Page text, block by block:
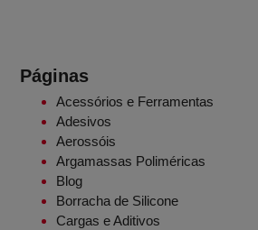
Páginas
Acessórios e Ferramentas
Adesivos
Aerossóis
Argamassas Poliméricas
Blog
Borracha de Silicone
Cargas e Aditivos